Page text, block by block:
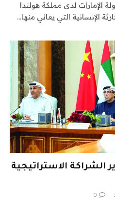
الإمارات لدى مملكة هولندا
الإنسانية التي يعاني منها…
الشراكة الاستراتيجية
0